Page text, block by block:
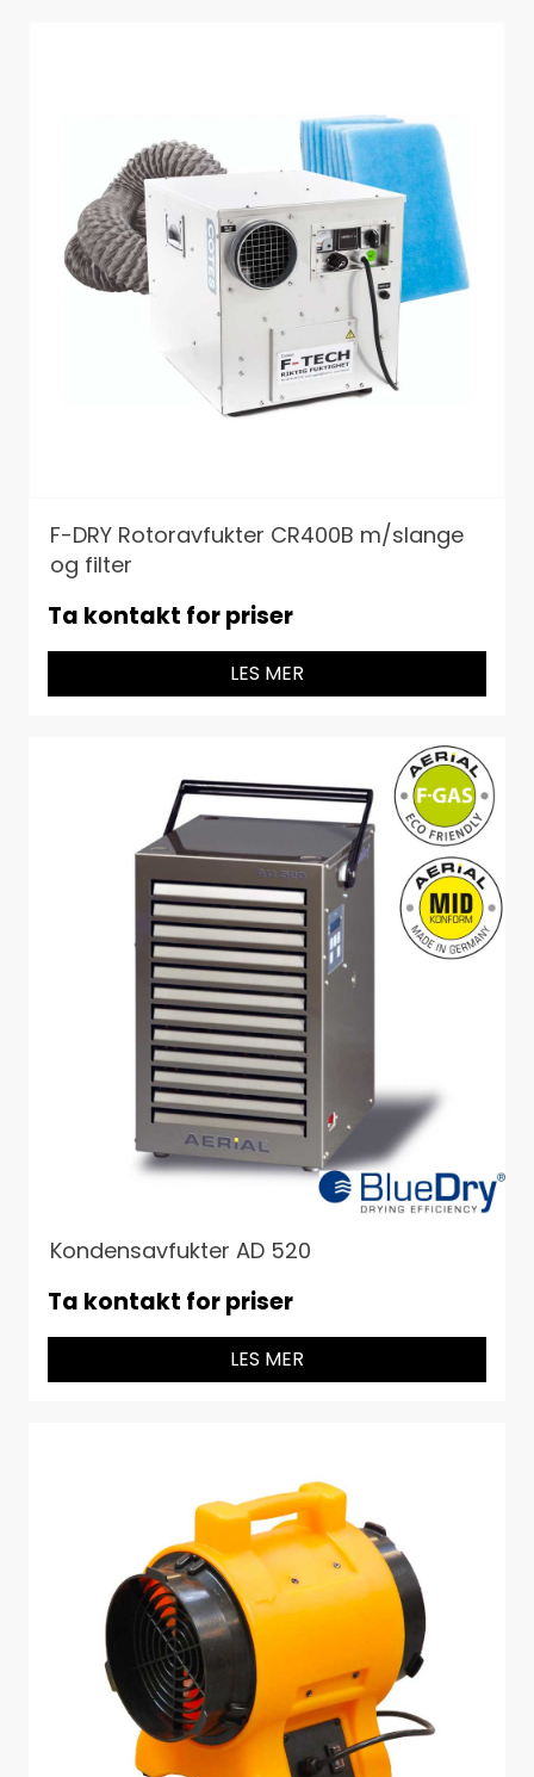
F-DRY Rotoravfukter CR400B m/slange
og filter
Ta kontakt for priser
LES MER
Kondensavfukter AD 520
Ta kontakt for priser
LES MER